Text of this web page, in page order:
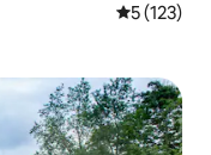
Vidutinis
5 (123)